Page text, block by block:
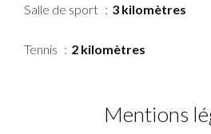
Salle de sport 3 kilomètres
Tennis 2 kilomètres
Mentions